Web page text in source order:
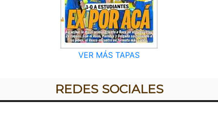
VER MÁS TAPAS
REDES SOCIALES